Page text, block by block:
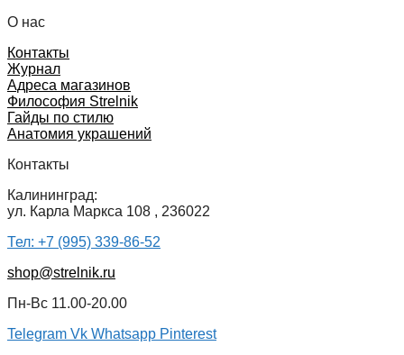
О нас
Контакты
Журнал
Адреса магазинов
Философия Strelnik
Гайды по стилю
Анатомия украшений
Контакты
Калининград:
ул. Карла Маркса 108 , 236022
Тел: +7 (995) 339-86-52
shop@strelnik.ru
Пн-Вс 11.00-20.00
Telegram Vk Whatsapp Pinterest